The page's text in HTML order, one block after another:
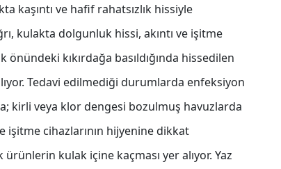
kaşıntı ve hafif rahatsızlık hissiyle
kulakta dolgunluk hissi, akıntı ve işitme
kıkırdağa basıldığında hissedilen
Tedavi edilmediği durumlarda enfeksiyon
kirli veya klor dengesi bozulmuş havuzlarda
işitme cihazlarının hijyenine dikkat
kulak içine kaçması yer alıyor. Yaz